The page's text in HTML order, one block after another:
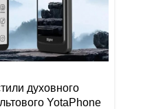
духовного
YotaPhone